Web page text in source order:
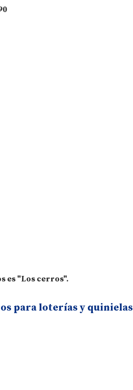
es "Los cerros".
para loterías y quinielas